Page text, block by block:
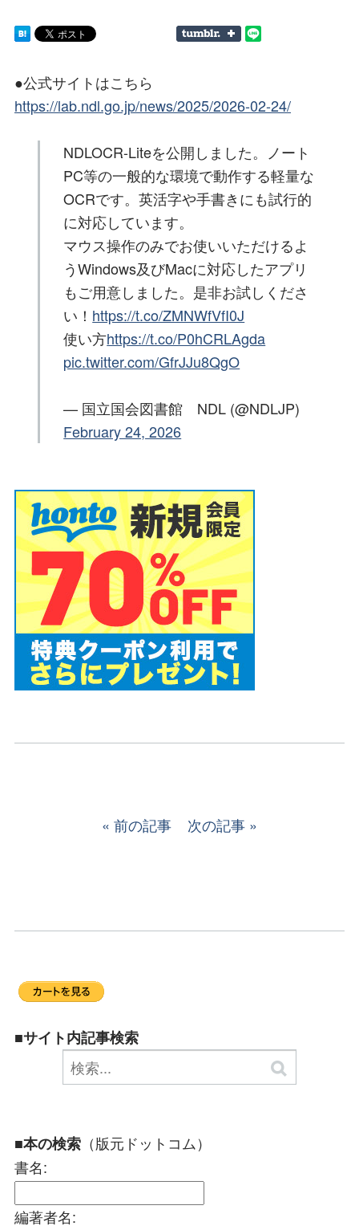
●公式サイトはこちら
https://lab.ndl.go.jp/news/2025/2026-02-24/
NDLOCR-Liteを公開しました。ノート
PC等の一般的な環境で動作する軽量な
OCRです。英活字や手書きにも試行的
に対応しています。
マウス操作のみでお使いいただけるよ
うWindows及びMacに対応したアプリ
もご用意しました。是非お試しくださ
い！ https://t.co/ZMNWfVfI0J
使い方https://t.co/P0hCRLAgda
pic.twitter.com/GfrJJu8QgO
— 国立国会図書館 NDL (@NDLJP)
February 24, 2026
前の記事 次の記事
■サイト内記事検索
■本の検索 （版元ドットコム）
書名:
編著者名: